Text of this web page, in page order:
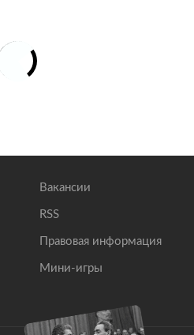
Вакансии
RSS
Правовая информация
Мини-игры